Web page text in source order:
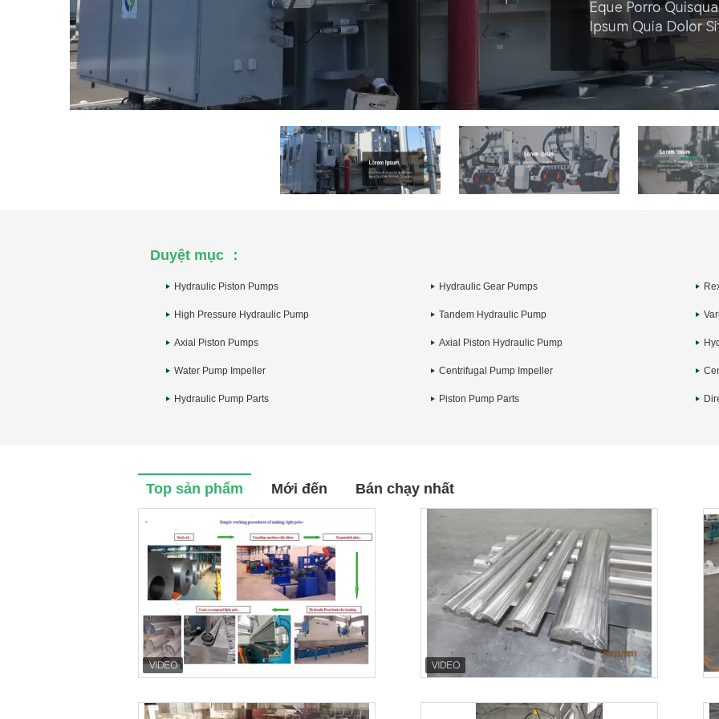
Duyệt mục ：
Hydraulic Piston Pumps Hydraulic Gear Pumps
High Pressure Hydraulic Pump Tandem Hydraulic Pump
Axial Piston Pumps Axial Piston Hydraulic Pump
Water Pump Impeller Centrifugal Pump Impeller
Hydraulic Pump Parts Piston Pump Parts
Top sản phẩm Mới đến Bán chạy nhất
Industrial Street Light pole machine /
making equipment for Lamp post
Single
Pole
Liên hệ với bây giờ Liên hệ với bây giờ